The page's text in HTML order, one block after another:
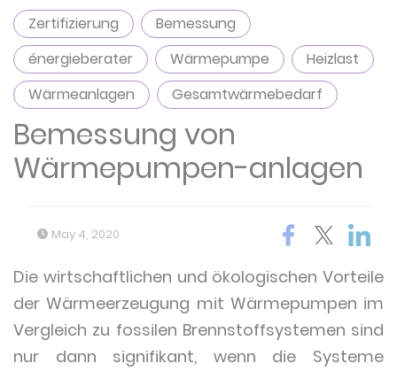
Zertifizierung
Bemessung
énergieberater
Wärmepumpe
Heizlast
Wärmeanlagen
Gesamtwärmebedarf
Bemessung von
Wärmepumpen-anlagen
May 4, 2020
Die wirtschaftlichen und ökologischen Vorteile
der Wärmeerzeugung mit Wärmepumpen im
Vergleich zu fossilen Brennstoffsystemen sind
nur dann signifikant, wenn die Systeme